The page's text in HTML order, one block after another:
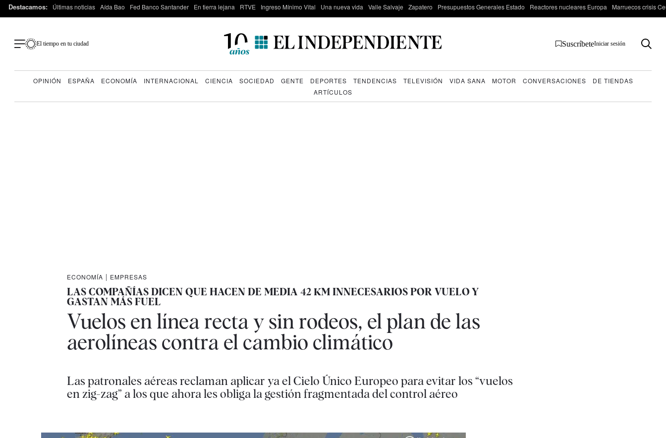
Destacamos: Últimas noticias Aída Bao Fed Banco Santander En tierra lejana RTVE Ingreso Mínimo Vital Una nueva vida Valle Salvaje Zapatero Presupuestos Generales Estado Reactores nucleares Europa Marruecos crisis
El tiempo en tu ciudad SuscríbeteIniciar sesión
OPINIÓN ESPAÑA ECONOMÍA INTERNACIONAL CIENCIA SOCIEDAD GENTE DEPORTES TENDENCIAS TELEVISIÓN VIDA SANA MOTOR CONVERSACIONES
DE TIENDAS
ARTÍCULOS
ECONOMÍA | EMPRESAS
LAS COMPAÑÍAS DICEN QUE HACEN DE MEDIA 42 KM INNECESARIOS POR VUELO Y
GASTAN MÁS FUEL
Vuelos en línea recta y sin rodeos, el plan de las
aerolíneas contra el cambio climático
Las patronales aéreas reclaman aplicar ya el Cielo Único Europeo para evitar los “vuelos
en zig-zag” a los que ahora les obliga la gestión fragmentada del control aéreo